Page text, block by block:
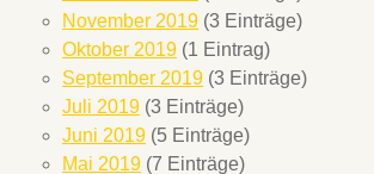
November 2019 (3 Einträge)
Oktober 2019 (1 Eintrag)
September 2019 (3 Einträge)
Juli 2019 (3 Einträge)
Juni 2019 (5 Einträge)
Mai 2019 (7 Einträge)